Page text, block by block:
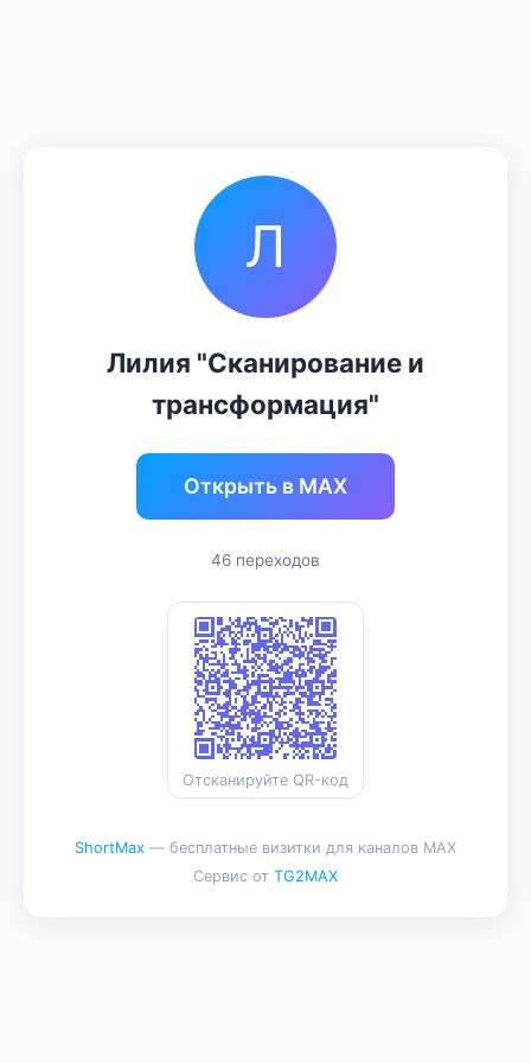
Л
Лилия "Сканирование и
трансформация"
Открыть в MAX
46 переходов
Отсканируйте QR-код
ShortMax — бесплатные визитки для каналов MAX
Сервис от TG2MAX